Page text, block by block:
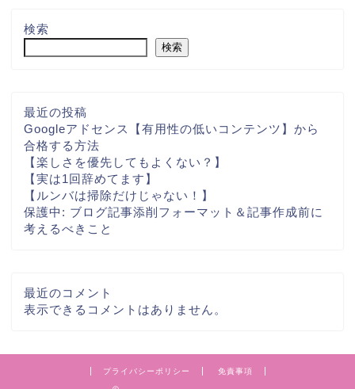
検索
検索
最近の投稿
Googleアドセンス【有用性の低いコンテンツ】から
合格する方法
【楽しさを優先してもよくない？】
【実は1回辞めてます】
【ルンバは掃除だけじゃない！】
保護中: ブログ記事添削フォーマット＆記事作成前に
考えるべきこと
最近のコメント
表示できるコメントはありません。
プライバシーポリシー 免責事項